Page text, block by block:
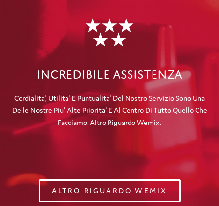
Incredibile Assistenza
Cordialita', Utilita' E Puntualita' Del Nostro Servizio Sono Una
Delle Nostre Piu' Alte Priorita' E Al Centro Di Tutto Quello Che
Facciamo. Altro Riguardo Wemix.
ALTRO RIGUARDO WEMIX